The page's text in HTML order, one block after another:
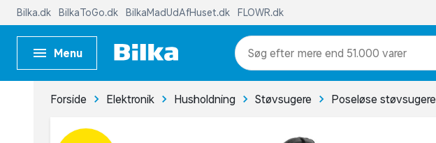
Bilka.dk BilkaToGo.dk BilkaMadUdAfHuset.dk FLOWR.dk
Menu mere end 51.000 varer
Forside Elektronik Husholdning Støvsugere Poseløse støvsugere